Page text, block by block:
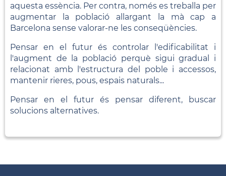
aquesta essència. Per contra, només es treballa per
augmentar la població allargant la mà cap a
Barcelona sense valorar-ne les conseqüències.
Pensar en el futur és controlar l'edificabilitat i
l'augment de la població perquè sigui gradual i
relacionat amb l'estructura del poble i accessos,
mantenir rieres, pous, espais naturals...
Pensar en el futur és pensar diferent, buscar
solucions alternatives.